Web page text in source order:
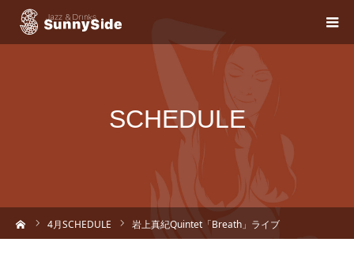
SCHEDULE
4月SCHEDULE 岩上真紀Quintet「Breath」ライブ